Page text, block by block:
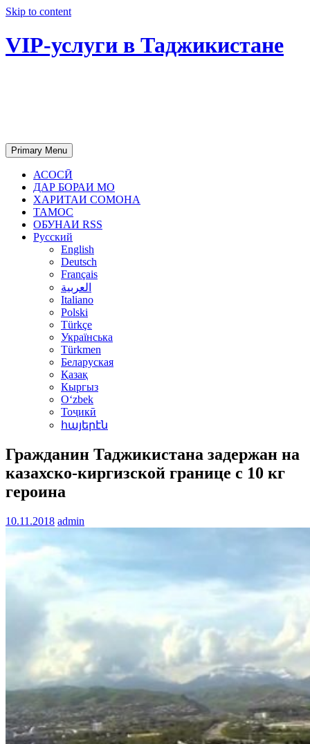
Skip to content
VIP-услуги в Таджикистане
Primary Menu
АСОСӢ
ДАР БОРАИ МО
ХАРИТАИ СОМОНА
ТАМОС
ОБУНАИ RSS
Русский
English
Deutsch
Français
العربية
Italiano
Polski
Türkçe
Українська
Türkmen
Беларуская
Қазақ
Кыргыз
Oʻzbek
Тоҷикӣ
հայերէն
Гражданин Таджикистана задержан на
казахско-киргизской границе с 10 кг
героина
10.11.2018 admin